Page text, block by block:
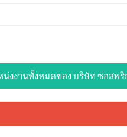
งงานทั้งหมดของ บริษัท ซอสพริ